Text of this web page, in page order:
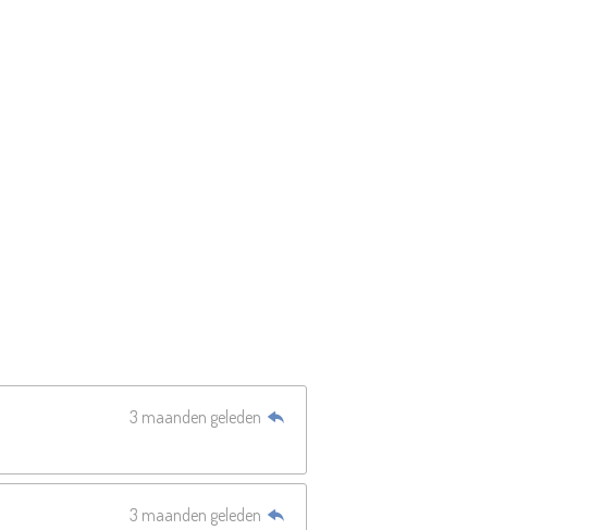
3 maanden geleden
3 maanden geleden